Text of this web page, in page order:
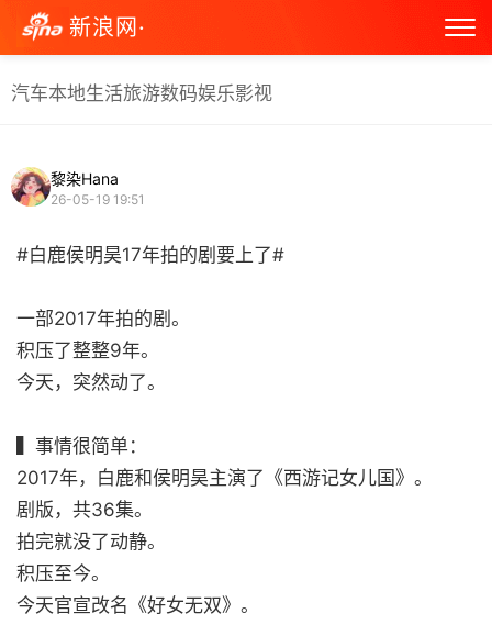
新浪网·
汽车本地生活旅游数码娱乐影视
黎染Hana
26-05-19 19:51
#白鹿侯明昊17年拍的剧要上了#
一部2017年拍的剧。
积压了整整9年。
今天，突然动了。
▍事情很简单：
2017年，白鹿和侯明昊主演了《西游记女儿国》。
剧版，共36集。
拍完就没了动静。
积压至今。
今天官宣改名《好女无双》。